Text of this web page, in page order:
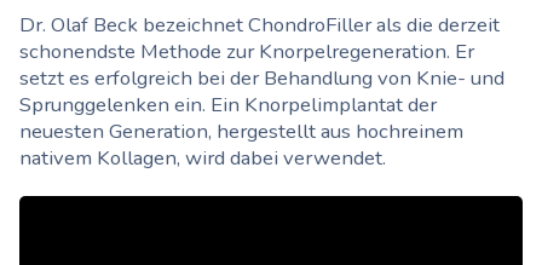
Dr. Olaf Beck bezeichnet ChondroFiller als die derzeit
schonendste Methode zur Knorpelregeneration. Er
setzt es erfolgreich bei der Behandlung von Knie- und
Sprunggelenken ein. Ein Knorpelimplantat der
neuesten Generation, hergestellt aus hochreinem
nativem Kollagen, wird dabei verwendet.